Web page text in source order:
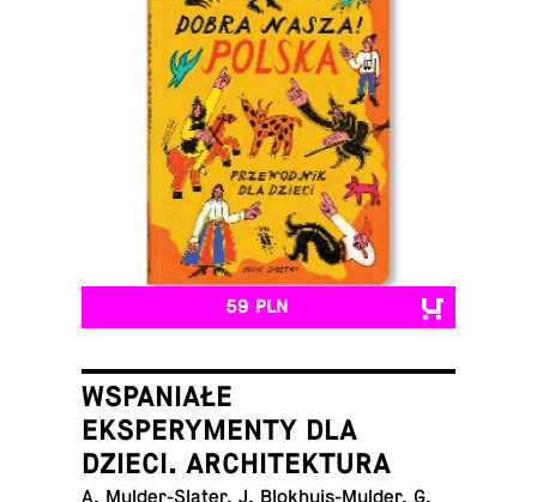
59 PLN
WSPANIAŁE
EKSPERYMENTY DLA
DZIECI. ARCHITEKTURA
A. Mul­der-Sla­ter, J. Blo­khu­is-Mul­der, G.